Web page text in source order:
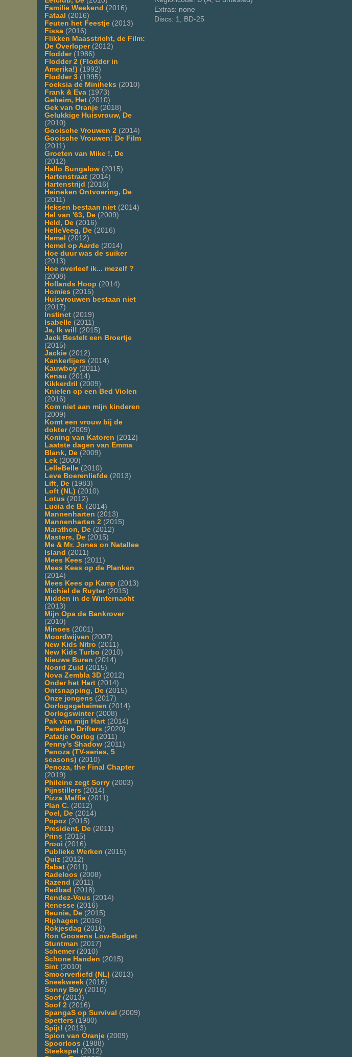
Familie Weekend (2016)
Fataal (2016)
Feuten het Feestje (2013)
Fissa (2016)
Flikken Maasstricht, de Film:
De Overloper(2012)
Flodder(1986)
Flodder 2 (Flodder in
Amerika!) (1992)
Flodder 3 (1995)
Foeksia de Miniheks (2010)
Frank & Eva (1973)
Geheim, Het (2010)
Gek van Oranje (2018)
Gelukkige Huisvrouw, De
(2010)
Gooische Vrouwen 2 (2014)
Gooische Vrouwen: De Film
(2011)
Groeten van Mike !, De
(2012)
Hallo Bungalow (2015)
Hartenstraat (2014)
Hartenstrijd (2016)
Heineken Ontvoering, De
(2011)
Heksen bestaan niet (2014)
Hel van '63, De (2009)
Held, De (2016)
HelleVeeg, De (2016)
Hemel (2012)
Hemel op Aarde (2014)
Hoe duur was de suiker
(2013)
Hoe overleef ik... mezelf ?
(2008)
Hollands Hoop (2014)
Homies (2015)
Huisvrouwen bestaan niet
(2017)
Instinct (2019)
Isabelle (2011)
Ja, Ik wil! (2015)
Jack Bestelt een Broertje
(2015)
Jackie (2012)
Kankerlijers (2014)
Kauwboy (2011)
Kenau (2014)
Kikkerdril
(2009)
Knielen op een Bed Violen
(2016)
Kom niet aan mijn kinderen
(2009)
Komt een vrouw bij de
dokter(2009)
Koning van Katoren (2012)
Laatste dagen van Emma
Blank, De (2009)
Lek (2000)
LelleBelle (2010)
Leve Boerenliefde (2013)
Lift, De (1983)
Loft (NL) (2010)
Lotus (2012)
Lucia de B. (2014)
Mannenharten (2013)
Mannenharten 2 (2015)
Marathon, De (2012)
Masters, De (2015)
Me & Mr. Jones on Natallee
Island (2011)
Mees Kees (2011)
Mees Kees op de Planken
(2014)
Mees Kees op Kamp (2013)
Michiel de Ruyter(2015)
Midden in de Winternacht
(2013)
Mijn Opa de Bankrover
(2010)
Minoes (2001)
Moordwijven (2007)
New Kids Nitro (2011)
New Kids Turbo (2010)
Nieuwe Buren (2014)
Noord Zuid (2015)
Nova Zembla 3D (2012)
Onder het Hart (2014)
Ontsnapping, De (2015)
Onze jongens (2017)
Oorlogsgeheimen (2014)
Oorlogswinter(2008)
Pak van mijn Hart (2014)
Paradise Drifters (2020)
Patatje Oorlog (2011)
Penny's Shadow (2011)
Penoza (TV-series, 5
seasons) (2010)
Penoza, the Final Chapter
(2019)
Phileine zegt Sorry (2003)
Pijnstillers (2014)
Pizza Maffia (2011)
Plan C. (2012)
Poel, De (2014)
Popoz (2015)
President, De (2011)
Prins (2015)
Prooi (2016)
Publieke Werken (2015)
Quiz (2012)
Rabat (2011)
Radeloos (2008)
Razend (2011)
Redbad (2018)
Rendez-Vous (2014)
Renesse (2016)
Reunie, De (2015)
Riphagen (2016)
Rokjesdag (2016)
Ron Goosens Low-Budget
Stuntman (2017)
Schemer(2010)
Schone Handen (2015)
Sint (2010)
Smoorverliefd (NL) (2013)
Sneekweek (2016)
Sonny Boy (2010)
Soof (2013)
Soof 2 (2016)
SpangaS op Survival (2009)
Spetters (1980)
Spijt! (2013)
Spion van Oranje (2009)
Spoorloos (1988)
Steekspel (2012)
Extras: none
Discs: 1, BD-25